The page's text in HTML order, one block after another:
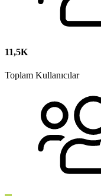
11,5K
Toplam Kullanıcılar